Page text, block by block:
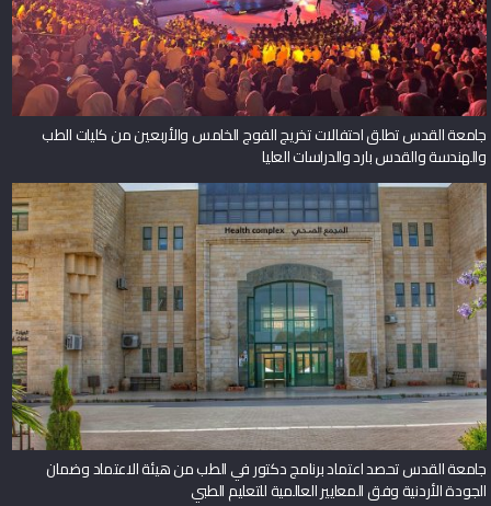
جامعة القدس تطلق احتفالات تخريج الفوج الخامس والأربعين من كليات الطب
والهندسة والقدس بارد والدراسات العليا
جامعة القدس تحصد اعتماد برنامج دكتور في الطب من هيئة الاعتماد وضمان
الجودة الأردنية وفق المعايير العالمية للتعليم الطبي